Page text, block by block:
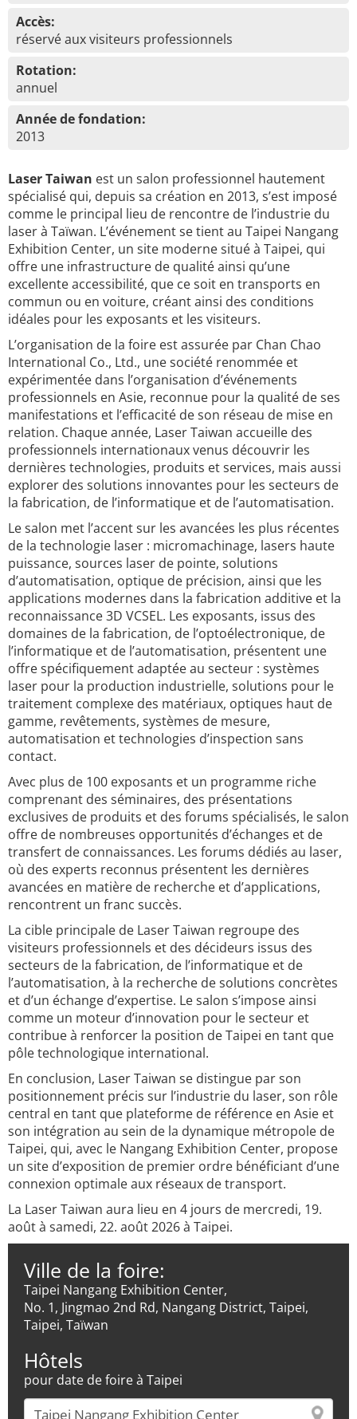
Accès:
réservé aux visiteurs professionnels
Rotation:
annuel
Année de fondation:
2013
Laser Taiwan est un salon professionnel hautement
spécialisé qui, depuis sa création en 2013, s’est imposé
comme le principal lieu de rencontre de l’industrie du
laser à Taïwan. L’événement se tient au Taipei Nangang
Exhibition Center, un site moderne situé à Taipei, qui
offre une infrastructure de qualité ainsi qu’une
excellente accessibilité, que ce soit en transports en
commun ou en voiture, créant ainsi des conditions
idéales pour les exposants et les visiteurs.
L’organisation de la foire est assurée par Chan Chao
International Co., Ltd., une société renommée et
expérimentée dans l’organisation d’événements
professionnels en Asie, reconnue pour la qualité de ses
manifestations et l’efficacité de son réseau de mise en
relation. Chaque année, Laser Taiwan accueille des
professionnels internationaux venus découvrir les
dernières technologies, produits et services, mais aussi
explorer des solutions innovantes pour les secteurs de
la fabrication, de l’informatique et de l’automatisation.
Le salon met l’accent sur les avancées les plus récentes
de la technologie laser : micromachinage, lasers haute
puissance, sources laser de pointe, solutions
d’automatisation, optique de précision, ainsi que les
applications modernes dans la fabrication additive et la
reconnaissance 3D VCSEL. Les exposants, issus des
domaines de la fabrication, de l’optoélectronique, de
l’informatique et de l’automatisation, présentent une
offre spécifiquement adaptée au secteur : systèmes
laser pour la production industrielle, solutions pour le
traitement complexe des matériaux, optiques haut de
gamme, revêtements, systèmes de mesure,
automatisation et technologies d’inspection sans
contact.
Avec plus de 100 exposants et un programme riche
comprenant des séminaires, des présentations
exclusives de produits et des forums spécialisés, le salon
offre de nombreuses opportunités d’échanges et de
transfert de connaissances. Les forums dédiés au laser,
où des experts reconnus présentent les dernières
avancées en matière de recherche et d’applications,
rencontrent un franc succès.
La cible principale de Laser Taiwan regroupe des
visiteurs professionnels et des décideurs issus des
secteurs de la fabrication, de l’informatique et de
l’automatisation, à la recherche de solutions concrètes
et d’un échange d’expertise. Le salon s’impose ainsi
comme un moteur d’innovation pour le secteur et
contribue à renforcer la position de Taipei en tant que
pôle technologique international.
En conclusion, Laser Taiwan se distingue par son
positionnement précis sur l’industrie du laser, son rôle
central en tant que plateforme de référence en Asie et
son intégration au sein de la dynamique métropole de
Taipei, qui, avec le Nangang Exhibition Center, propose
un site d’exposition de premier ordre bénéficiant d’une
connexion optimale aux réseaux de transport.
La Laser Taiwan aura lieu en 4 jours de mercredi, 19.
août à samedi, 22. août 2026 à Taipei.
Ville de la foire:
Taipei Nangang Exhibition Center,
No. 1, Jingmao 2nd Rd, Nangang District, Taipei,
Taipei, Taïwan
Hôtels
pour date de foire à Taipei